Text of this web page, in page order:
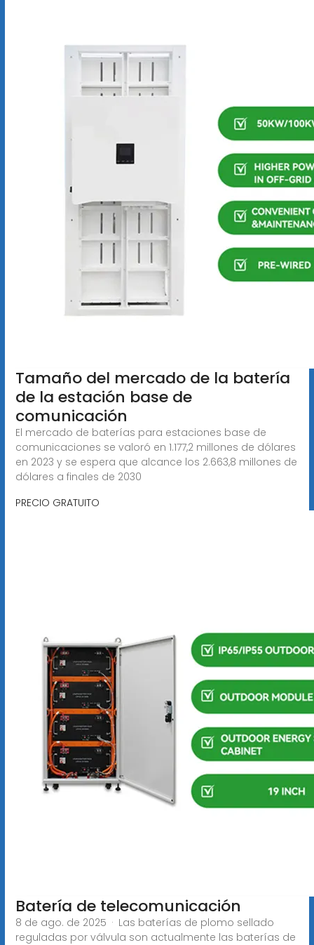
Tamaño del mercado de la batería
de la estación base de
comunicación
El mercado de baterías para estaciones base de
comunicaciones se valoró en 1.177,2 millones de dólares
en 2023 y se espera que alcance los 2.663,8 millones de
dólares a finales de 2030
PRECIO GRATUITO
Batería de telecomunicación
8 de ago. de 2025 · Las baterías de plomo sellado
reguladas por válvula son actualmente las baterías de